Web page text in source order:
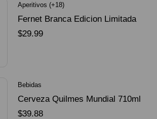
Aperitivos (+18)
Fernet Branca Edicion Limitada
Dorado Mundial
$29.99
Bebidas
Cerveza Quilmes Mundial 710ml
packX4
$39.88